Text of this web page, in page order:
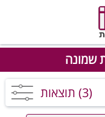
שמונה
(3) תוצאות